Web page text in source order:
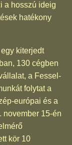
a hosszú ideig
hatékony
kiterjedt
130 cégben
a Fessel-
folytat a
európai és a
november 15-én
kör 10